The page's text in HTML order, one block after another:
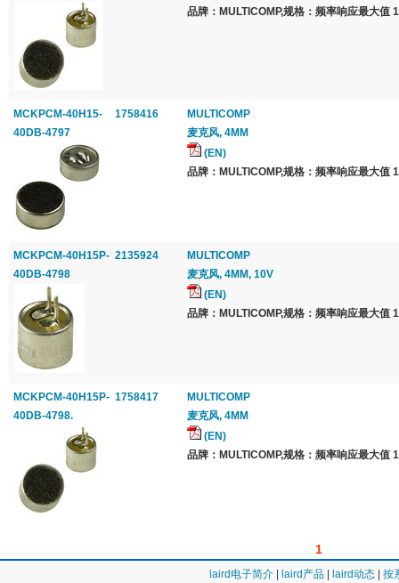
品牌：MULTICOMP,规格：频率响应最大值
MCKPCM-40H15-
40DB-4797
1758416
MULTICOMP
麦克风, 4MM
(EN)
品牌：MULTICOMP,规格：频率响应最大值
MCKPCM-40H15P-
40DB-4798
2135924
MULTICOMP
麦克风, 4MM, 10V
(EN)
品牌：MULTICOMP,规格：频率响应最大值
MCKPCM-40H15P-
40DB-4798.
1758417
MULTICOMP
麦克风, 4MM
(EN)
品牌：MULTICOMP,规格：频率响应最大值
1
laird电子简介 laird产品 laird动态
按